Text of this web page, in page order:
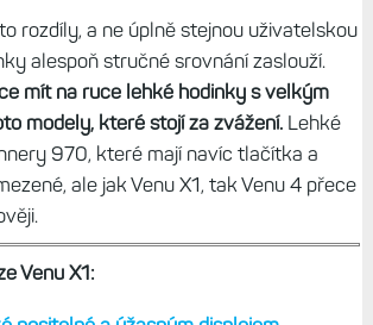
rozdíly, a ne úplně stejnou uživatelskou
alespoň stručné srovnání zaslouží.
mít na ruce lehké hodinky s velkým
modely, které stojí za zvážení.Lehké
970, které mají navíc tlačítka a
ale jak Venu X1, tak Venu 4 přece
Venu X1: